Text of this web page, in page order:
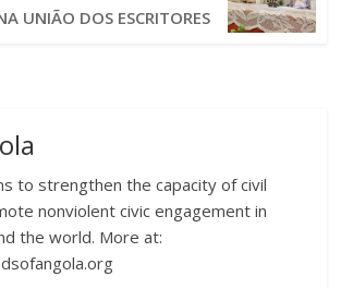
UNIÃO DOS ESCRITORES
to strengthen the capacity of civil
nonviolent civic engagement in
the world. More at: